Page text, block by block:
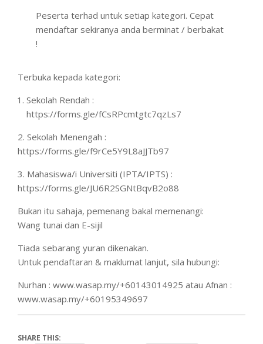
Peserta terhad untuk setiap kategori. Cepat
mendaftar sekiranya anda berminat / berbakat
!
Terbuka kepada kategori:
Sekolah Rendah :
https://forms.gle/fCsRPcmtgtc7qzLs7
2. Sekolah Menengah :
https://forms.gle/f9rCe5Y9L8aJJTb97
3. Mahasiswa/i Universiti (IPTA/IPTS) :
https://forms.gle/JU6R2SGNtBqvB2o88
Bukan itu sahaja, pemenang bakal memenangi:
Wang tunai dan E-sijil
Tiada sebarang yuran dikenakan.
Untuk pendaftaran & maklumat lanjut, sila hubungi:
Nurhan : www.wasap.my/+60143014925 atau Afnan :
www.wasap.my/+60195349697
SHARE THIS: